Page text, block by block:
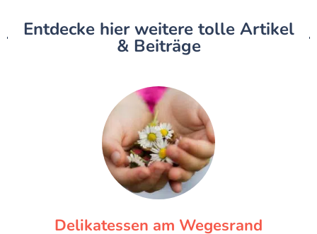
Entdecke hier weitere tolle Artikel
& Beiträge
Feinmotorik bei Kindern fördern